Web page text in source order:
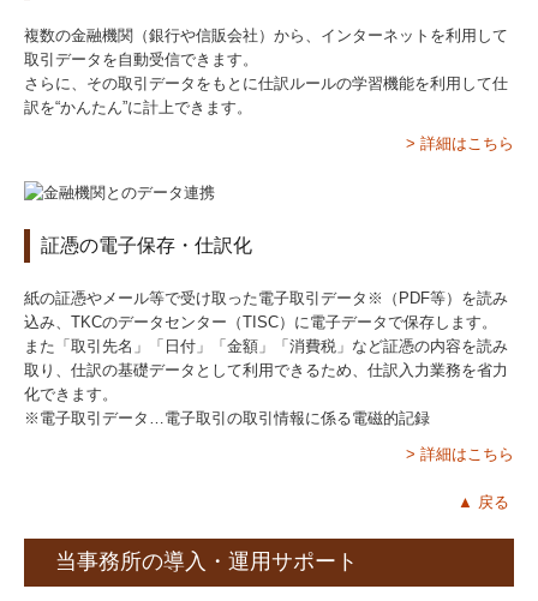
複数の金融機関（銀行や信販会社）から、インターネットを利用して
取引データを自動受信できます。
さらに、その取引データをもとに仕訳ルールの学習機能を利用して仕
訳を“かんたん”に計上できます。
> 詳細はこちら
証憑の電子保存・仕訳化
紙の証憑やメール等で受け取った電子取引データ※（PDF等）を読み
込み、TKCのデータセンター（TISC）に電子データで保存します。
また「取引先名」「日付」「金額」「消費税」など証憑の内容を読み
取り、仕訳の基礎データとして利用できるため、仕訳入力業務を省力
化できます。
※電子取引データ…電子取引の取引情報に係る電磁的記録
> 詳細はこちら
▲ 戻る
当事務所の導入・運用サポート